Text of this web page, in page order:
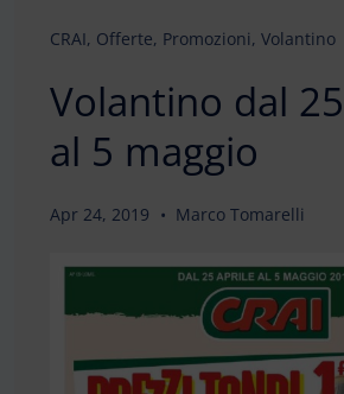
CRAI, Offerte, Promozioni, Volantino
Volantino dal
al 5 maggio
Apr 24, 2019 Marco Tomarelli